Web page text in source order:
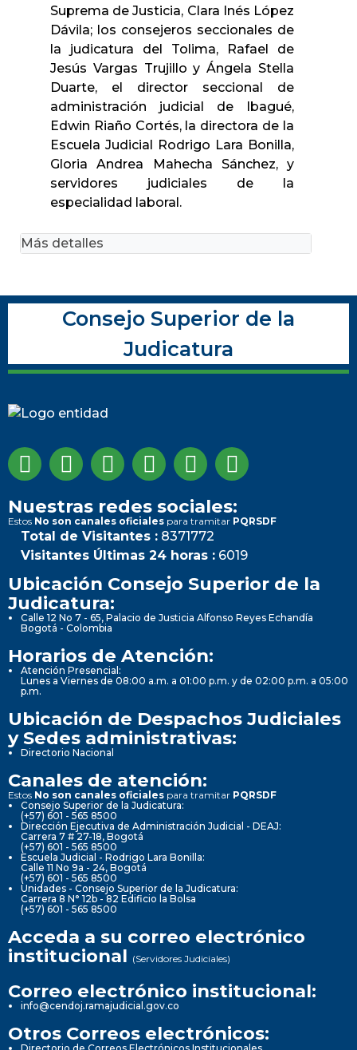
Suprema de Justicia, Clara Inés López
Dávila; los consejeros seccionales de
la judicatura del Tolima, Rafael de
Jesús Vargas Trujillo y Ángela Stella
Duarte, el director seccional de
administración judicial de Ibagué,
Edwin Riaño Cortés, la directora de la
Escuela Judicial Rodrigo Lara Bonilla,
Gloria Andrea Mahecha Sánchez, y
servidores judiciales de la
especialidad laboral.
Más detalles
Consejo Superior de la
Judicatura
Nuestras redes sociales:
Estos No son canales oficiales para tramitar PQRSDF
Total de Visitantes : 8371772
Visitantes Últimas 24 horas : 6019
Ubicación Consejo Superior de la
Judicatura:
Calle 12 No 7 - 65, Palacio de Justicia Alfonso Reyes Echandía
Bogotá - Colombia
Horarios de Atención:
Atención Presencial:
Lunes a Viernes de 08:00 a.m. a 01:00 p.m. y de 02:00 p.m. a 05:00
p.m.
Ubicación de Despachos Judiciales
y Sedes administrativas:
Directorio Nacional
Canales de atención:
Estos No son canales oficiales para tramitar PQRSDF
Consejo Superior de la Judicatura:
(+57) 601 - 565 8500
Dirección Ejecutiva de Administración Judicial - DEAJ:
Carrera 7 # 27-18, Bogotá
(+57) 601 - 565 8500
Escuela Judicial - Rodrigo Lara Bonilla:
Calle 11 No 9a - 24, Bogotá
(+57) 601 - 565 8500
Unidades - Consejo Superior de la Judicatura:
Carrera 8 N° 12b - 82 Edificio la Bolsa
(+57) 601 - 565 8500
Acceda a su correo electrónico
institucional (Servidores Judiciales)
Correo electrónico institucional:
info@cendoj.ramajudicial.gov.co
Otros Correos electrónicos: